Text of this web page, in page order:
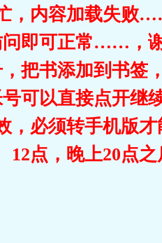
，内容加载失败
问即可正常……，
把书添加到书签，
可以直接点开继
，必须转手机版才
12点，晚上20点之